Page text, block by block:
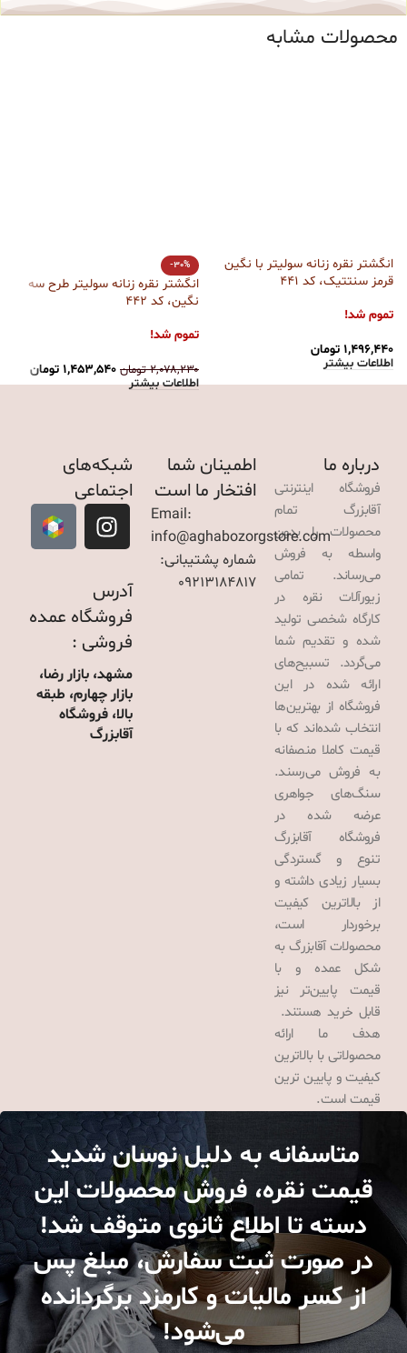
محصولات مشابه
انگشتر نقره زنانه سولیتر با نگین
قرمز سنتتیک، کد 441
تموم شد!
۱,۴۹۶,۴۴۰ تومان
اطلاعات بیشتر
-30%
انگشتر نقره زنانه سولیتر طرح سه
نگین، کد 442
تموم شد!
۲,۰۷۸,۲۳۰ تومان ۱,۴۵۳,۵۴۰ تومان
اطلاعات بیشتر
درباره ما
فروشگاه اینترنتی
آقابزرگ تمام
محصولات را بدون
واسطه به فروش
می‌رساند. تمامی
زیورآلات نقره در
کارگاه شخصی تولید
شده و تقدیم شما
می‌گردد. تسبیح‌های
ارائه شده در این
فروشگاه از بهترین‌ها
انتخاب شده‌اند که با
قیمت کاملا منصفانه
به فروش می‌رسند.
سنگ‌های جواهری
عرضه شده در
فروشگاه آقابزرگ
تنوع و گستردگی
بسیار زیادی داشته و
از بالاترین کیفیت
برخوردار است،
محصولات آقابزرگ به
شکل عمده و با
قیمت پایین‌تر نیز
قابل خرید هستند.
هدف ما ارائه
محصولاتی با بالاترین
کیفیت و پایین ترین
قیمت است.
اطمینان شما
افتخار ما است
Email:
info@aghabozorgstore.com
شماره پشتیبانی:
09213184817
شبکه‌های
اجتماعی
آدرس
فروشگاه عمده
فروشی :
مشهد، بازار رضا،
بازار چهارم، طبقه
بالا، فروشگاه
آقابزرگ
متاسفانه به دلیل نوسان شدید
قیمت نقره، فروش محصولات این
دسته تا اطلاع ثانوی متوقف شد!
در صورت ثبت سفارش، مبلغ پس
از کسر مالیات و کارمزد برگردانده
می‌شود!